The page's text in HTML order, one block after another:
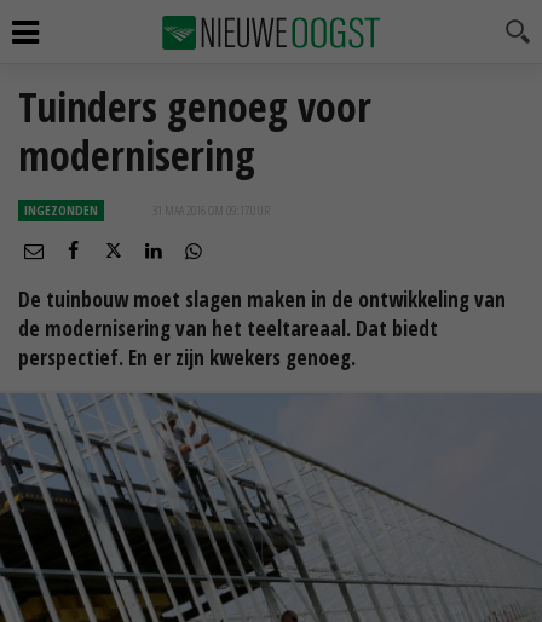
Tuinders genoeg voor
modernisering
INGEZONDEN 31 MAA 2016 OM 09:17
De tuinbouw moet slagen maken in de ontwikkeling van
de modernisering van het teeltareaal. Dat biedt
perspectief. En er zijn kwekers genoeg.